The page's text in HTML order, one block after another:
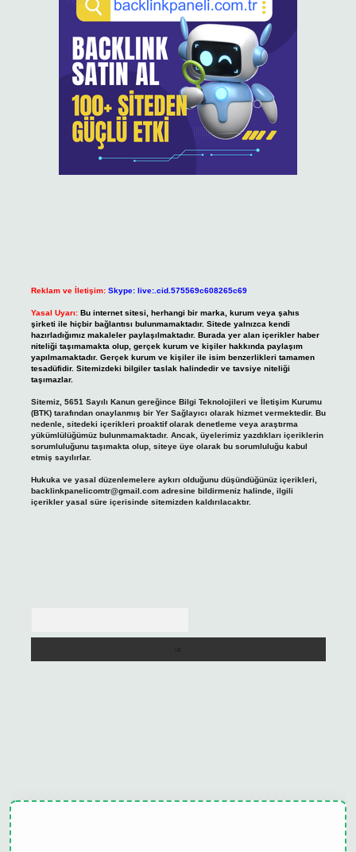
Reklam ve İletişim: Skype: live:.cid.575569c608265c69
Yasal Uyarı: Bu internet sitesi, herhangi bir marka, kurum veya şahıs
şirketi ile hiçbir bağlantısı bulunmamaktadır. Sitede yalnızca kendi
hazırladığımız makaleler paylaşılmaktadır. Burada yer alan içerikler haber
niteliği taşımamakta olup, gerçek kurum ve kişiler hakkında paylaşım
yapılmamaktadır. Gerçek kurum ve kişiler ile isim benzerlikleri tamamen
tesadüfidir. Sitemizdeki bilgiler taslak halindedir ve tavsiye niteliği
taşımazlar.
Sitemiz, 5651 Sayılı Kanun gereğince Bilgi Teknolojileri ve İletişim Kurumu
(BTK) tarafından onaylanmış bir Yer Sağlayıcı olarak hizmet vermektedir. Bu
nedenle, sitedeki içerikleri proaktif olarak denetleme veya araştırma
yükümlülüğümüz bulunmamaktadır. Ancak, üyelerimiz yazdıkları içeriklerin
sorumluluğunu taşımakta olup, siteye üye olarak bu sorumluluğu kabul
etmiş sayılırlar.
Hukuka ve yasal düzenlemelere aykırı olduğunu düşündüğünüz içerikleri,
backlinkpanelicomtr@gmail.comadresine bildirmeniz halinde, ilgili
içerikler yasal süre içerisinde sitemizden kaldırılacaktır.